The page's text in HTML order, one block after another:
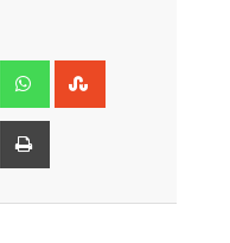
LinkedIn Whatsapp
Share